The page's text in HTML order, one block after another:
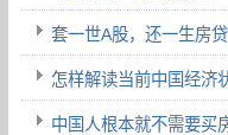
套一世A股，还一生房贷
怎样解读当前中国经济
中国人根本就不需要买